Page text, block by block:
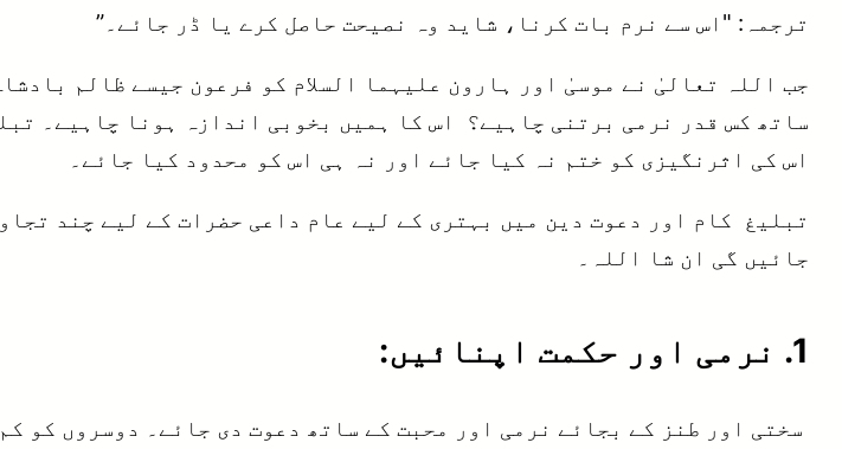
ترجمہ: "اس سے نرم بات کرنا، شاید وہ نصیحت حاصل کرے یا ڈر جائے۔”
جب اللہ تعالیٰ نے موسیٰ اور ہارون علیہما السلام کو فرعون جیسے ظالم
ساتھ کس قدر نرمی برتنی چاہیے؟ اس کا ہمیں بخوبی اندازہ ہونا چاہیے۔
اس کی اثرنگیزی کو ختم نہ کیا جائے اور نہ ہی اس کو محدود کیا جائے۔
تبلیغ کام اور دعوت دین میں بہتری کے لیے عام داعی حضرات کے لیے چند
جائیں گی ان شا اللہ۔
1. نرمی اور حکمت اپنائیں:
سختی اور طنز کے بجائے نرمی اور محبت کے ساتھ دعوت دی جائے۔ دوسروں کو